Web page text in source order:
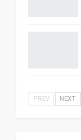
PREV NEXT